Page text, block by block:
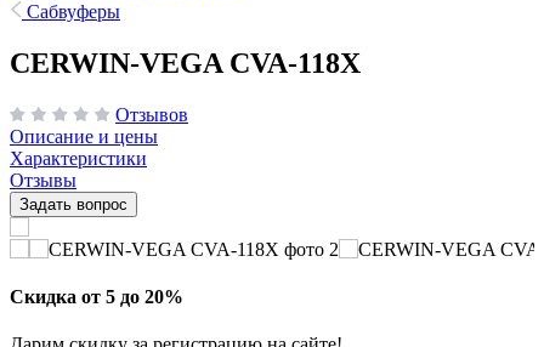
Сабвуферы
CERWIN-VEGA CVA-118X
Отзывов
Описание и цены
Характеристики
Отзывы
Задать вопрос
Скидка от 5 до 20%